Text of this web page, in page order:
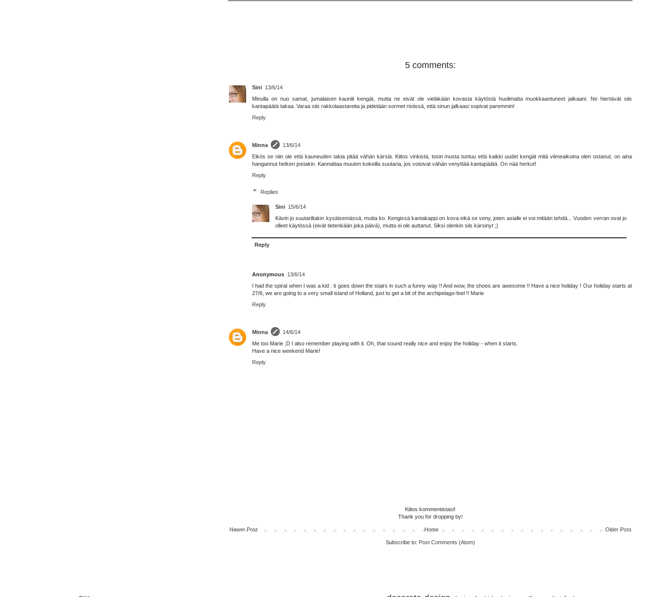
5 comments:
Sini 13/6/14
Minulla on nuo samat, jumalaisen kauniit kengät, mutta ne eivät ole vieläkään kovasta käytöstä huolimatta muokkaantuneet jalkaani. Ne hiertävät siis
kantapäätä takaa. Varaa siis rakkolaastareita ja pidetään sormet ristissä, että sinun jalkaasi sopivat paremmin!
Reply
Minna
13/6/14
Eikös se niin ole että kauneuden takia pitää vähän kärsiä. Kiitos vinkistä, tosin musta tuntuu että kaikki uudet kengät mitä viimeaikoina olen ostanut, on aina
hangannut hetken jostakin. Kannattaa muuten kokeilla suutaria, jos voisivat vähän venyttää kantapäätä. On nää herkut!
Reply
Replies
Sini 15/6/14
Kävin jo suutariltakin kysäisemässä, mutta ko. Kengissä kantakappi on kova eikä se veny, joten asialle ei voi mitään tehdä... Vuoden verran ovat jo
olleet käytössä (eivät tietenkään joka päivä), mutta ei ole auttanut. Siksi olenkin siis kärsinyt ;)
Reply
Anonymous 13/6/14
I had the spiral when I was a kid : it goes down the stairs in such a funny way !! And wow, the shoes are awesome !! Have a nice holiday ! Our holiday starts at
27/6, we are going to a very small island of Holland, just to get a bit of the archipelago-feel !! Marie
Reply
Minna
14/6/14
Me too Marie ;D I also remember playing with it. Oh, that sound really nice and enjoy the holiday - when it starts.
Have a nice weekend Marie!
Reply
Kiitos kommentistasi!
Thank you for dropping by!
Newer Post Older Post
Home
Subscribe to: Post Comments (Atom)